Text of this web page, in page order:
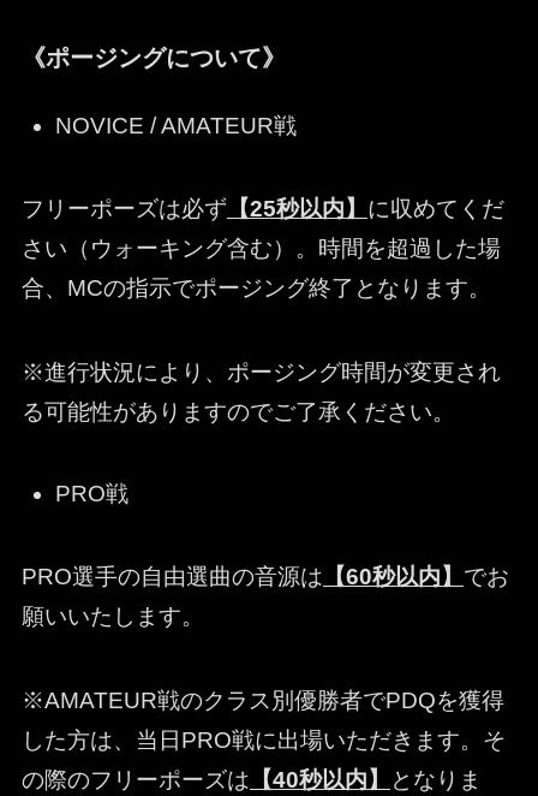
《ポージングについて》
NOVICE / AMATEUR戦
フリーポーズは必ず 【25秒以内】 に収めてくだ
さい（ウォーキング含む）。時間を超過した場
合、MCの指示でポージング終了となります。
※進行状況により、ポージング時間が変更され
る可能性がありますのでご了承ください。
PRO戦
PRO選手の自由選曲の音源は 【60秒以内】 でお
願いいたします。
※AMATEUR戦のクラス別優勝者でPDQを獲得
した方は、当日PRO戦に出場いただきます。そ
の際のフリーポーズは 【40秒以内】
となりま